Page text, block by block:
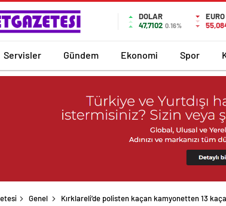
DOLAR
47,7102 0.16%
EURO
Servisler Gündem Ekonomi Spor
Genel Kırklareli’de polisten kaçan kamyonetten 13